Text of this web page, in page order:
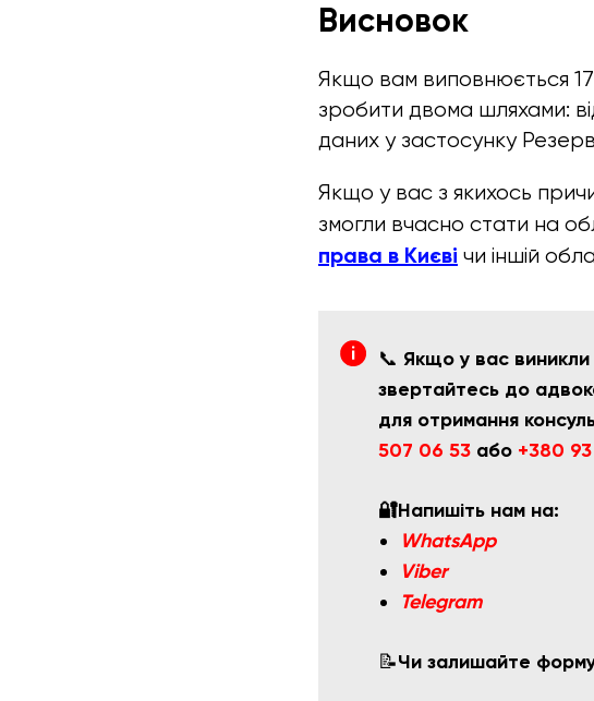
Висновок
Якщо вам виповнюється 17
зробити двома шляхами:
даних у застосунку
Якщо у вас з якихось
змогли вчасно стати на
права в Києві чи іншій
📞 Якщо у вас
звертайтесь до
для отримання
507 06 53 або +380
🔐Напишіть нам на:
WhatsApp
Viber
Telegram
📝Чи залишайте форму